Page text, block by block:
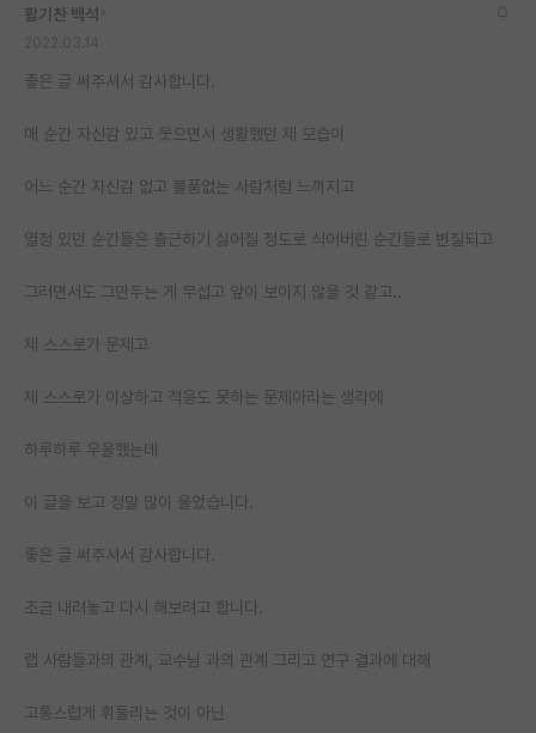
활기찬 백석
좋은 글 써주셔서 감사합니다.
매 순간 자신감 있고 웃으면서 생활했던 제 모습이
어느 순간 자신감 없고 볼품없는 사람처럼 느껴지고
열정 있던 순간들은 출근하기 싫어질 정도로 식어버린 순간들로 변질되고
그러면서도 그만두는 게 무섭고 앞이 보이지 않을 것 같고..
제 스스로가 문제고
제 스스로가 이상하고 적응도 못하는 문제아라는 생각에
하루하루 우울했는데
이 글을 보고 정말 많이 울었습니다.
좋은 글 써주셔서 감사합니다.
조금 내려놓고 다시 해보려고 합니다.
랩 사람들과의 관계, 교수님 과의 관계 그리고 연구 결과에 대해
고통스럽게 휘둘리는 것이 아닌